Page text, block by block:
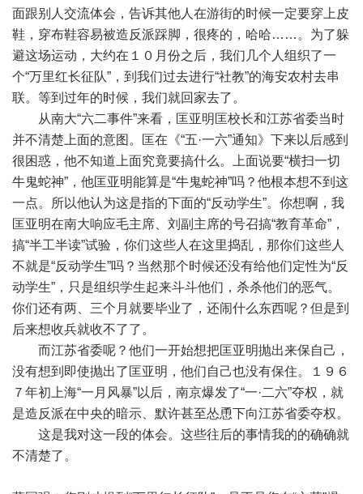
面跟别人交流体会，告诉其他人在游街的时候一定要穿上皮
鞋，穿布鞋容易被造反派踩脚，很疼的，哈哈……。为了躲
避这场运动，大约在１０月份之后，我们几个人组织了一
个“万里红长征队”，到我们过去进行“社教”的海安农村去串
联。等到过年的时候，我们就回家去了。
从南大“六二事件”来看，匡亚明匡校长和江苏省委当时
并不清楚上面的意图。匡在《“五·一六”通知》下来以后感到
很困惑，他不知道上面究竟要搞什么。上面说要“横扫一切
牛鬼蛇神”，他匡亚明能算是“牛鬼蛇神”吗？他根本想不到这
一点。所以他认为这是指的下面的“反动学生”。你想啊，我
匡亚明在南大响应毛主席、刘副主席的号召搞“教育革命”，
搞“半工半读”试验，你们这些人在这里捣乱，那你们这些人
不就是“反动学生”吗？当然那个时候还没有给他们定性为“反
动学生”，只是组织学生起来斗斗他们，杀杀他们的恶气。
你们还有两、三个月就要毕业了，还闹什么东西呢？但是到
后来想收兵就收不了了。
而江苏省委呢？他们一开始想把匡亚明抛出来保自己，
没有想到即使抛出了匡亚明，他们自己也没有保住。１９６
７年初上海“一月风暴”以后，南京爆发了“一·二六”夺权，就
是造反派在中央的暗示、默许甚至怂恿下向江苏省委夺权。
这是我对这一段的体会。这些往后的事情我的的确确就
不清楚了。